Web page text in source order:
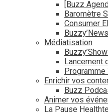
[Buzz
Baromètre
Consumer
Médiatisation
Lancement
Programme
Enrichir vos
Buzz
Animer vos
La Pause